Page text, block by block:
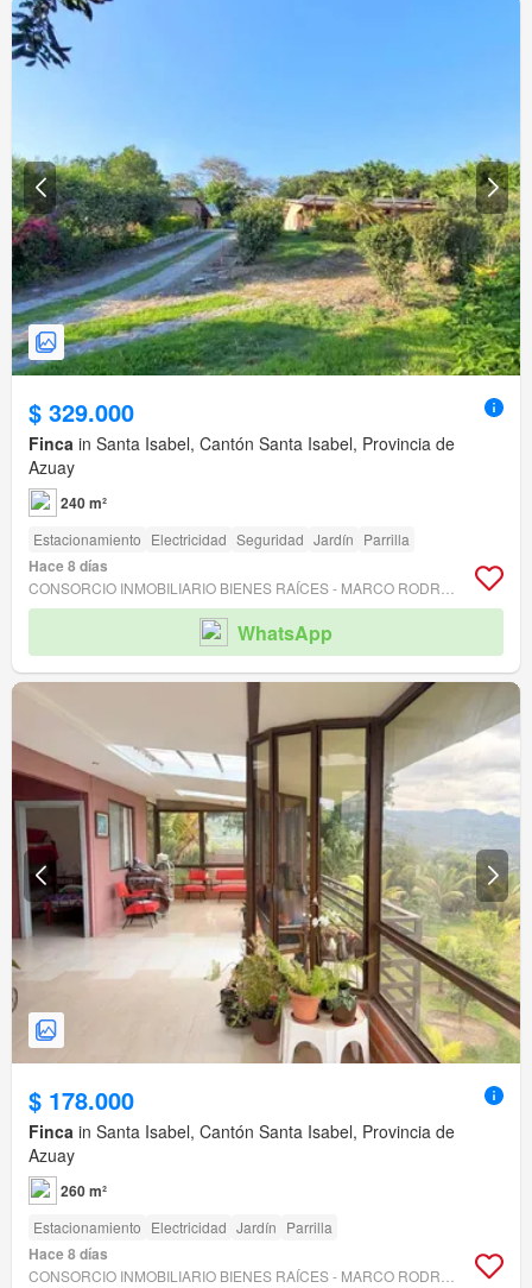
$ 329.000
Finca in Santa Isabel, Cantón Santa Isabel, Provincia de
Azuay
240 m²
Estacionamiento Electricidad Seguridad Jardín Parrilla
Hace 8 días
WhatsApp
$ 178.000
Finca in Santa Isabel, Cantón Santa Isabel, Provincia de
Azuay
260 m²
Estacionamiento Electricidad Jardín Parrilla
Hace 8 días